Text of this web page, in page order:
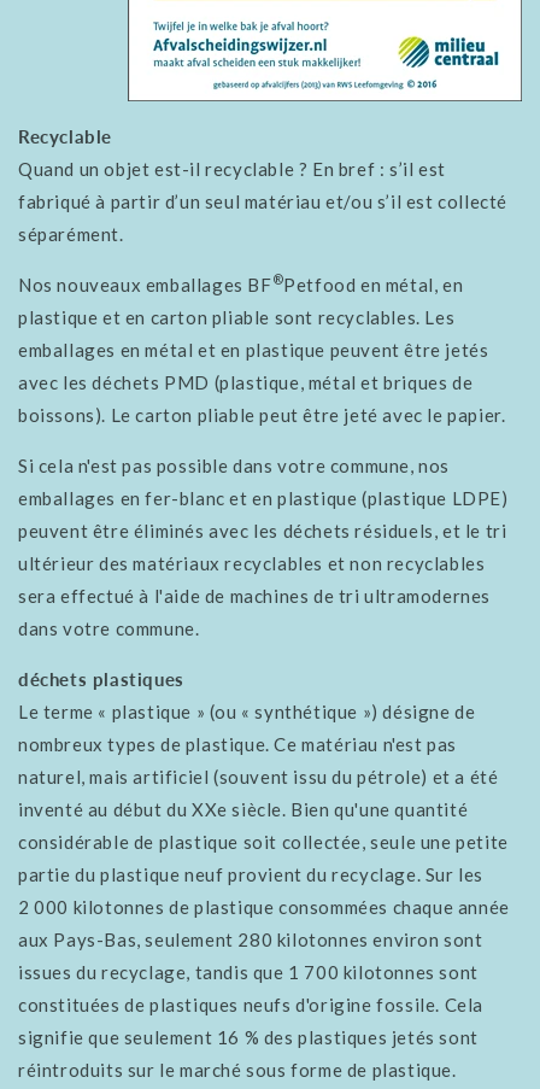
Recyclable
Quand un objet est-il recyclable ? En bref : s’il est
fabriqué à partir d’un seul matériau et/ou s’il est collecté
séparément.
Nos nouveaux emballages BF®Petfood en métal, en
plastique et en carton pliable sont recyclables. Les
emballages en métal et en plastique peuvent être jetés
avec les déchets PMD (plastique, métal et briques de
boissons). Le carton pliable peut être jeté avec le papier.
Si cela n'est pas possible dans votre commune, nos
emballages en fer-blanc et en plastique (plastique LDPE)
peuvent être éliminés avec les déchets résiduels, et le tri
ultérieur des matériaux recyclables et non recyclables
sera effectué à l'aide de machines de tri ultramodernes
dans votre commune.
déchets plastiques
Le terme « plastique » (ou « synthétique ») désigne de
nombreux types de plastique. Ce matériau n'est pas
naturel, mais artificiel (souvent issu du pétrole) et a été
inventé au début du XXe siècle. Bien qu'une quantité
considérable de plastique soit collectée, seule une petite
partie du plastique neuf provient du recyclage. Sur les
2 000 kilotonnes de plastique consommées chaque année
aux Pays-Bas, seulement 280 kilotonnes environ sont
issues du recyclage, tandis que 1 700 kilotonnes sont
constituées de plastiques neufs d'origine fossile. Cela
signifie que seulement 16 % des plastiques jetés sont
réintroduits sur le marché sous forme de plastique.